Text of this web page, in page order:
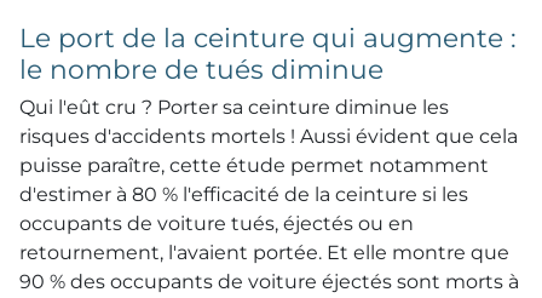
Le port de la ceinture qui augmente :
le nombre de tués diminue
Qui l'eût cru ? Porter sa ceinture diminue les
risques d'accidents mortels ! Aussi évident que cela
puisse paraître, cette étude permet notamment
d'estimer à 80 % l'efficacité de la ceinture si les
occupants de voiture tués, éjectés ou en
retournement, l'avaient portée. Et elle montre que
90 % des occupants de voiture éjectés sont morts à